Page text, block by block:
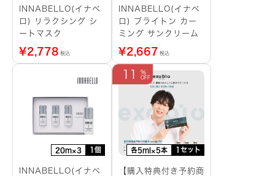
INNABELLO(イナベ
ロ) リラクシング シ
ートマスク
¥2,778 税込
INNABELLO(イナベ
ロ) ブライトン カー
ミング サンクリーム
¥2,667 税込
20m×3 1個
INNABELLO(イナベ
各5ml×5本 1セット
11
【購入特典付き予約商